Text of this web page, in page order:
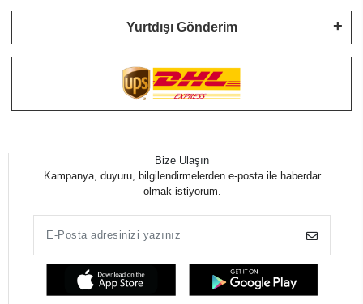
Yurtdışı Gönderim
Bize Ulaşın
Kampanya, duyuru, bilgilendirmelerden e-posta ile haberdar
olmak istiyorum.